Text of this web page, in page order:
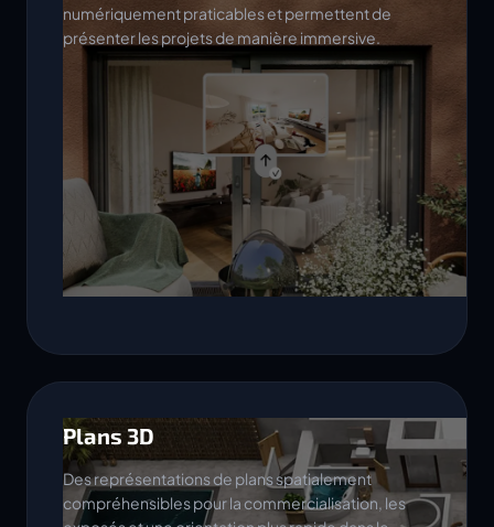
numériquement praticables et permettent de
présenter les projets de manière immersive.
Plans 3D
Des représentations de plans spatialement
compréhensibles pour la commercialisation, les